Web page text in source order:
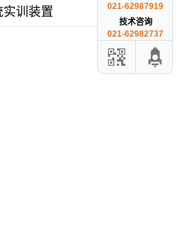
训装置
021-62987919
技术咨询
021-62982737